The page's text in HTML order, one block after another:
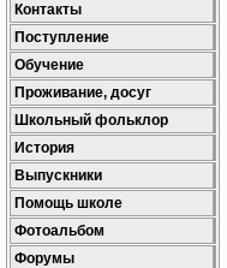
Контакты
Поступление
Обучение
Проживание, досуг
Школьный фольклор
История
Выпускники
Помощь школе
Фотоальбом
Форумы